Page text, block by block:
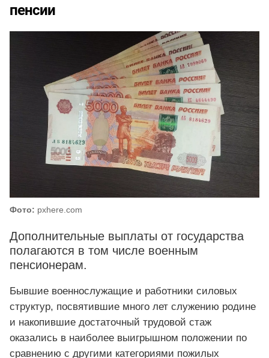
пенсии
Фото: pxhere.com
Дополнительные выплаты от государства
полагаются в том числе военным
пенсионерам.
Бывшие военнослужащие и работники силовых
структур, посвятившие много лет служению родине
и накопившие достаточный трудовой стаж
оказались в наиболее выигрышном положении по
сравнению с другими категориями пожилых